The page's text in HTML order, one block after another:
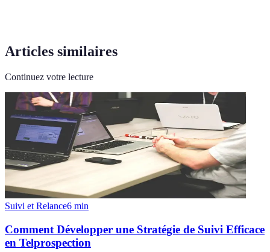
Articles similaires
Continuez votre lecture
Suivi et Relance6 min
Comment Développer une Stratégie de Suivi Efficace
en Telprospection